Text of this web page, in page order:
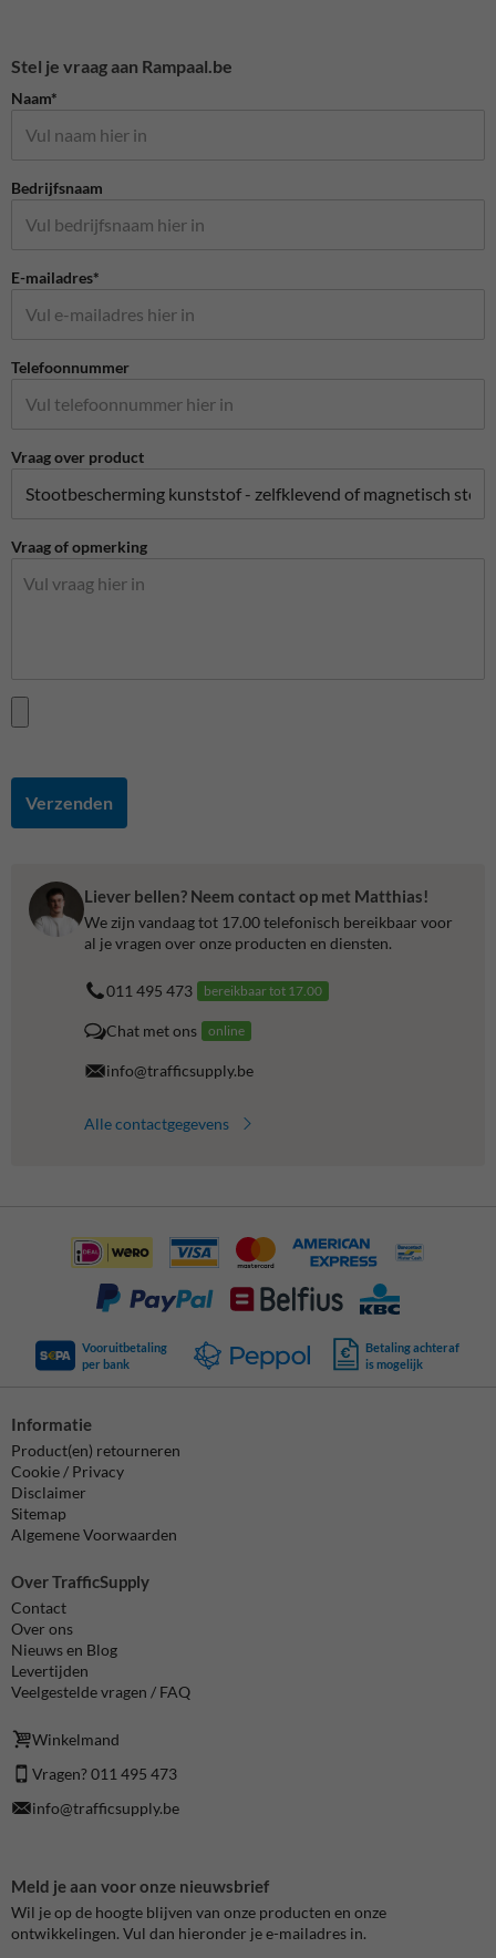
Stel je vraag aan Rampaal.be
Naam*
Bedrijfsnaam
E-mailadres*
Telefoonnummer
Vraag over product
Vraag of opmerking
Verzenden
Liever bellen? Neem contact op met Matthias!
We zijn vandaag tot 17.00 telefonisch bereikbaar voor
al je vragen over onze producten en diensten.
011 495 473 bereikbaar tot 17.00
Chat met ons online
info@trafficsupply.be
Alle contactgegevens
Vooruitbetaling
per bank
Betaling achteraf
is mogelijk
Informatie
Product(en) retourneren
Cookie / Privacy
Disclaimer
Sitemap
Algemene Voorwaarden
Over TrafficSupply
Contact
Over ons
Nieuws en Blog
Levertijden
Veelgestelde vragen / FAQ
Winkelmand
Vragen? 011 495 473
info@trafficsupply.be
Meld je aan voor onze nieuwsbrief
Wil je op de hoogte blijven van onze producten en onze
ontwikkelingen. Vul dan hieronder je e-mailadres in.